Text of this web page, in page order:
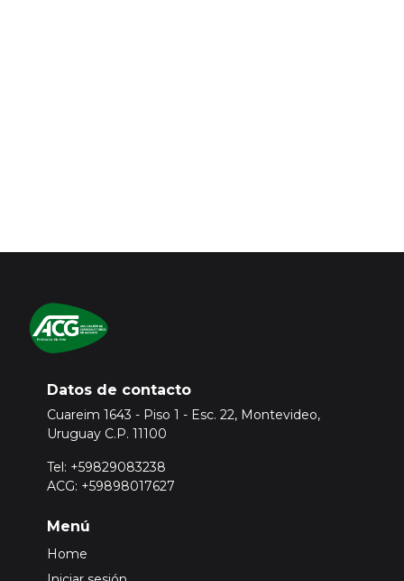
Datos de contacto
Cuareim 1643 - Piso 1 - Esc. 22, Montevideo,
Uruguay C.P. 11100
Tel: +59829083238
ACG: +59898017627
Menú
Home